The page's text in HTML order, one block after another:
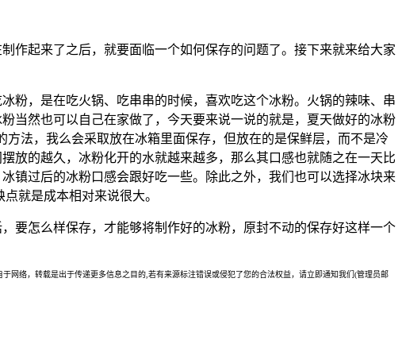
作起来了之后，就要面临一个如何保存的问题了。接下来就来给大家
粉，是在吃火锅、吃串串的时候，喜欢吃这个冰粉。火锅的辣味、串
当然也可以自己在家做了，今天要来说一说的就是，夏天做好的冰粉
法，我么会采取放在冰箱里面保存，但放在的是保鲜层，而不是冷
放的越久，冰粉化开的水就越来越多，那么其口感也就随之在一天比
镇过后的冰粉口感会跟好吃一些。除此之外，我们也可以选择冰块来
就是成本相对来说很大。
要怎么样保存，才能够将制作好的冰粉，原封不动的保存好这样一个
网络，转载是出于传递更多信息之目的,若有来源标注错误或侵犯了您的合法权益，请立即通知我们(管理员邮